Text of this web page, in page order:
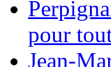
pour
Jean-